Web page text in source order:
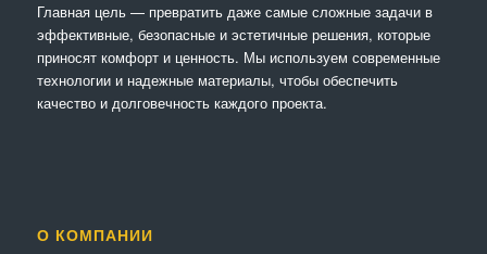
Главная цель — превратить даже самые сложные задачи в
эффективные, безопасные и эстетичные решения, которые
приносят комфорт и ценность. Мы используем современные
технологии и надежные материалы, чтобы обеспечить
качество и долговечность каждого проекта.
О КОМПАНИИ